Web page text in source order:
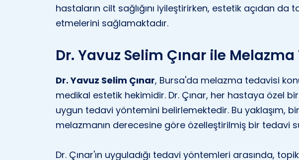
hastaların cilt sağlığını iyileştirirken, estetik açıdan
etmelerini sağlamaktadır.
Dr. Yavuz Selim Çınar ile
Dr. Yavuz Selim Çınar, Bursa'da melazma tedavisi
medikal estetik hekimidir. Dr. Çınar, her hastaya özel
uygun tedavi yöntemini belirlemektedir. Bu yaklaşım,
melazmanın derecesine göre özelleştirilmiş bir tedavi
Dr. Çınar'ın uyguladığı tedavi yöntemleri arasında,